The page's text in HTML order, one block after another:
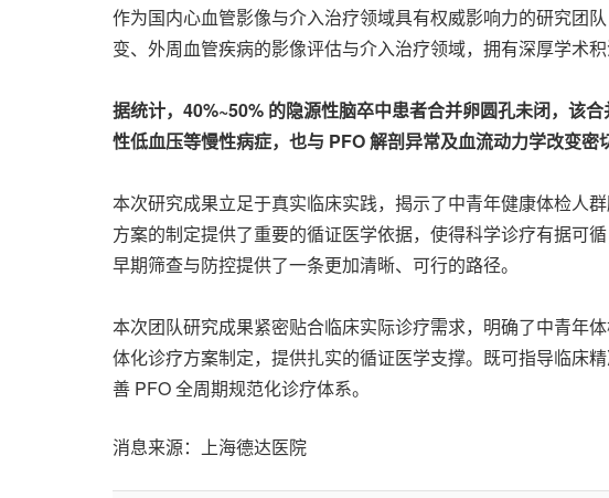
作为国内心血管影像与介入治疗领域具有权威影响力的研究团
变、外周血管疾病的影像评估与介入治疗领域，拥有深厚学术积
据统计，40%~50% 的隐源性脑卒中患者合并卵圆孔未闭，该
性低血压等慢性病症，也与 PFO 解剖异常及血流动力学改变密
本次研究成果立足于真实临床实践，揭示了中青年健康体检人
方案的制定提供了重要的循证医学依据，使得科学诊疗有据可
早期筛查与防控提供了一条更加清晰、可行的路径。
本次团队研究成果紧密贴合临床实际诊疗需求，明确了中青年
体化诊疗方案制定，提供扎实的循证医学支撑。既可指导临床
善 PFO 全周期规范化诊疗体系。
消息来源：上海德达医院